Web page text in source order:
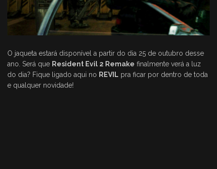
O jaqueta estará disponível a partir do dia 25 de outubro desse
ano. Será que Resident Evil 2 Remake finalmente verá a luz
do dia? Fique ligado aqui no REVIL pra ficar por dentro de toda
e qualquer novidade!